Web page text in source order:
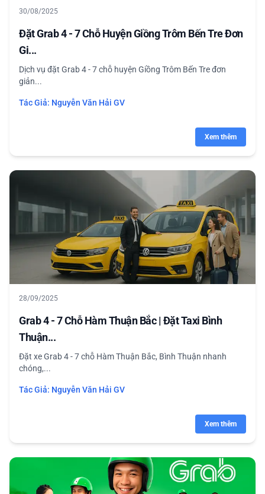
30/08/2025
Đặt Grab 4 - 7 Chỗ Huyện Giồng Trôm Bến Tre Đơn
Gi...
Dịch vụ đặt Grab 4 - 7 chỗ huyện Giồng Trôm Bến Tre đơn
giản...
Tác Giả: Nguyễn Văn Hải GV
Xem thêm
28/09/2025
Grab 4 - 7 Chỗ Hàm Thuận Bắc | Đặt Taxi Bình
Thuận...
Đặt xe Grab 4 - 7 chỗ Hàm Thuận Bắc, Bình Thuận nhanh
chóng,...
Tác Giả: Nguyễn Văn Hải GV
Xem thêm